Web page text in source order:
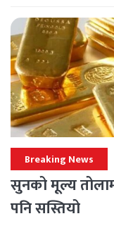
पश्चिम राजमार्ग
Breaking News
सुनको मूल्य
पनि सस्तियो